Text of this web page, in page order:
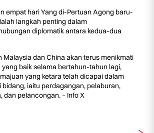
empat hari Yang di-Pertuan Agong baru-
langkah penting dalam
diplomatik antara kedua-dua
Malaysia dan China akan terus menikmati
baik selama bertahun-tahun lagi,
yang ketara telah dicapai dalam
bidang, iaitu perdagangan, pelaburan,
dan pelancongan. – Info X